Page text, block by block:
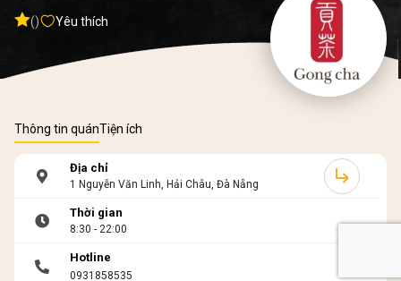
() Yêu thích
Thông tin quánTiện ích
Địa chỉ
1 Nguyễn Văn Linh, Hải Châu, Đà Nẵng
Thời gian
8:30 - 22:00
Hotline
0931858535